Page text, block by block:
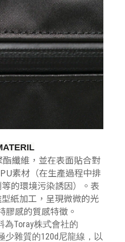
纖維，並在表面貼合對
素材（在生產過程中排
的環境污染誘因）。 表
紙加工，呈現微微的光
膠感的質感特徵。
為Toray株式會社的
少雜質的120d尼龍線，以